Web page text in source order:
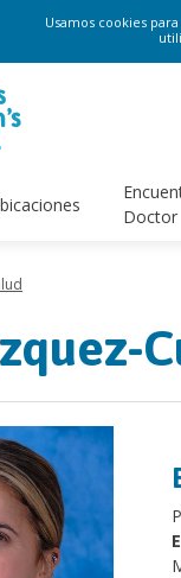
Usamos cookies
Doctor